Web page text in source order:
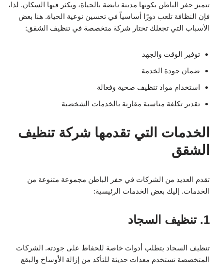
تتميز حفر الباطن بكونها مدينة نابضة بالحياة، ويكثر فيها السكان. لذا،
فإن النظافة تلعب دورًا أساسياً في تحسين نوعية الحياة. هنا بعض
الأسباب التي تجعلك تختار شركة متخصصة في تنظيف الشقق:
توفير الوقت والجهد
ضمان جودة الخدمة
استخدام مواد تنظيف صحية وفعالة
تقدير تكلفة مناسبة مقارنة بالخدمات الشخصية
الخدمات التي تقدمها شركة تنظيف
الشقق
تقدم العديد من الشركات في حفر الباطن مجموعة متنوعة من
الخدمات. إليك بعض الخدمات الرئيسية:
1. تنظيف السجاد
تنظيف السجاد يتطلب أدوات خاصة للحفاظ على جودته. الشركات
المتخصصة تستخدم معدات حديثة للتأكد من إزالة الأوساخ والبقع